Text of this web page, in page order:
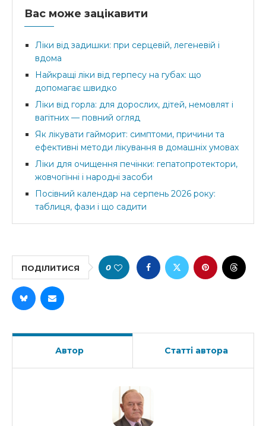
Вас може зацікавити
Ліки від задишки: при серцевій, легеневій і
вдома
Найкращі ліки від герпесу на губах: що
допомагає швидко
Ліки від горла: для дорослих, дітей, немовлят і
вагітних — повний огляд
Як лікувати гайморит: симптоми, причини та
ефективні методи лікування в домашніх умовах
Ліки для очищення печінки: гепатопротектори,
жовчогінні і народні засоби
Посівний календар на серпень 2026 року:
таблиця, фази і що садити
ПОДІЛИТИСЯ 0
Автор Статті автора